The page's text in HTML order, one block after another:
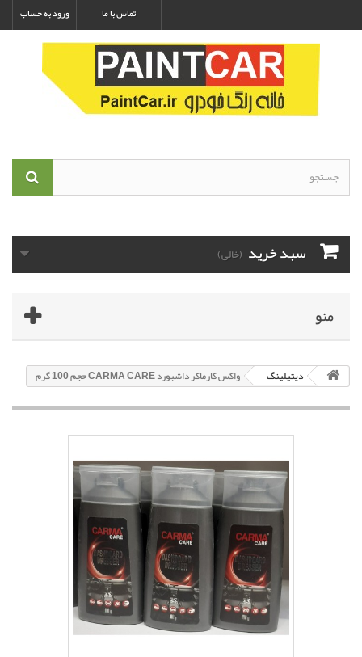
ورود به حساب تماس با ما
سبد خرید (خالی)
منو
دیتیلینگ واکس کارماکر داشبورد CARMA CARE حجم 100 گرم